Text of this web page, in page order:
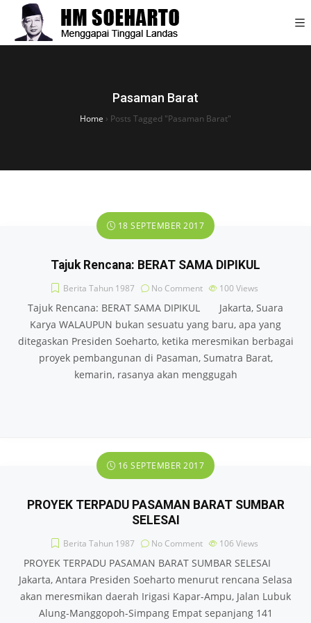
Pasaman Barat
Home › Posts Tagged "Pasaman Barat"
18 SEPTEMBER 2017
Tajuk Rencana: BERAT SAMA DIPIKUL
Berita Tahun 1987 No Comment 100 Views
Tajuk Rencana: BERAT SAMA DIPIKUL Jakarta, Suara
Karya WALAUPUN bukan sesuatu yang baru, apa yang
ditegaskan Presiden Soeharto, ketika meresmikan berbagai
proyek pembangunan di Pasaman, Sumatra Barat,
kemarin, rasanya akan menggugah
16 SEPTEMBER 2017
PROYEK TERPADU PASAMAN BARAT SUMBAR
SELESAI
Berita Tahun 1987 No Comment 106 Views
PROYEK TERPADU PASAMAN BARAT SUMBAR SELESAI
Jakarta, Antara Presiden Soeharto menurut rencana Selasa
akan meresmikan daerah Irigasi Kapar-Ampu, Jalan Lubuk
Alung-Manggopoh-Simpang Empat sepanjang 141